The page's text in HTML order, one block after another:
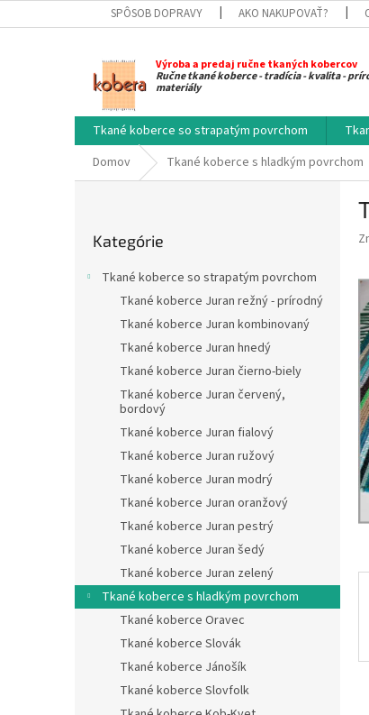
na
SPÔSOB DOPRAVY AKO NAKUPOVAŤ?
Výroba a predaj ručne tkaných kobercov
Ručne tkané koberce - tradícia - kvalita -
materiály
Tkané koberce so strapatým povrchom
Domov
Tkané koberce s hladkým povrchom
kategórie
Kategórie
Tkané koberce so strapatým povrchom
Tkané koberce Juran režný - prírodný
Tkané koberce Juran kombinovaný
Tkané koberce Juran hnedý
Tkané koberce Juran čierno-biely
Tkané koberce Juran červený,
bordový
Tkané koberce Juran fialový
Tkané koberce Juran ružový
Tkané koberce Juran modrý
Tkané koberce Juran oranžový
Tkané koberce Juran pestrý
Tkané koberce Juran šedý
Tkané koberce Juran zelený
Tkané koberce s hladkým povrchom
Tkané koberce Oravec
Tkané koberce Slovák
Tkané koberce Jánošík
Tkané koberce Slovfolk